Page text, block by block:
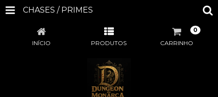
CHASES / PRIMES
INÍCIO PRODUTOS CARRINHO
0